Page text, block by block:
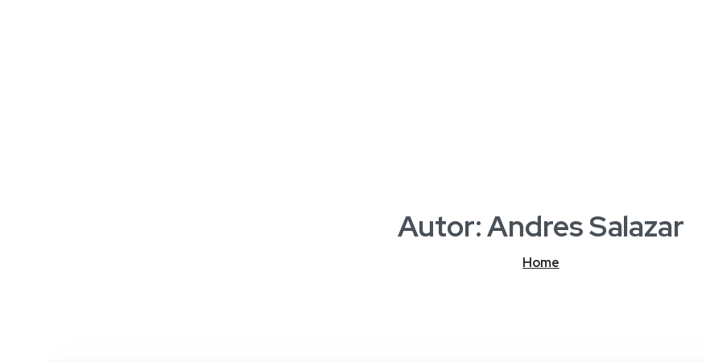
Autor:AndresSalazar
Home